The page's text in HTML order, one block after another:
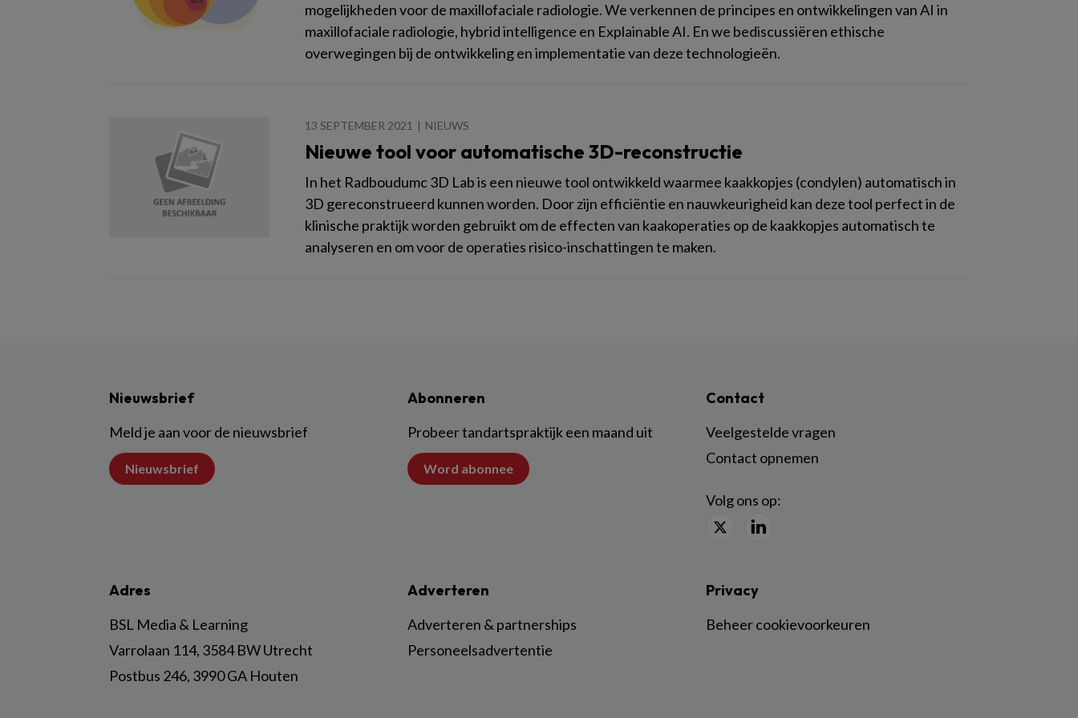
mogelijkheden voor de maxillofaciale radiologie. We verkennen de principes en ontwikkelingen van AI in
maxillofaciale radiologie, hybrid intelligence en Explainable AI. En we bediscussiëren ethische
overwegingen bij de ontwikkeling en implementatie van deze technologieën.
13 SEPTEMBER 2021 NIEUWS
Nieuwe tool voor automatische 3D-reconstructie
In het Radboudumc 3D Lab is een nieuwe tool ontwikkeld waarmee kaakkopjes (condylen) automatisch in
3D gereconstrueerd kunnen worden. Door zijn efficiëntie en nauwkeurigheid kan deze tool perfect in de
klinische praktijk worden gebruikt om de effecten van kaakoperaties op de kaakkopjes automatisch te
analyseren en om voor de operaties risico-inschattingen te maken.
Nieuwsbrief
Meld je aan voor de nieuwsbrief
Nieuwsbrief
Abonneren
Probeer tandartspraktijk een maand uit
Word abonnee
Contact
Veelgestelde vragen
Contact opnemen
Volg ons op:
Adres
BSL Media & Learning
Varrolaan 114, 3584 BW Utrecht
Postbus 246, 3990 GA Houten
Adverteren
Adverteren & partnerships
Personeelsadvertentie
Privacy
Beheer cookievoorkeuren